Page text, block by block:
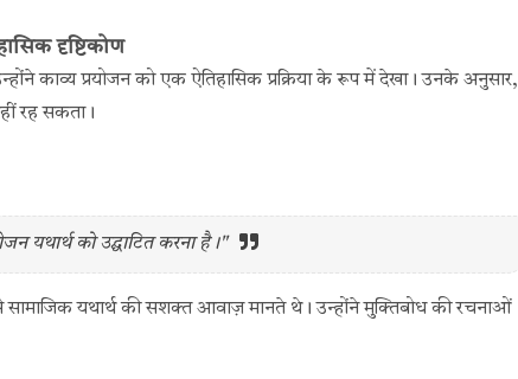
दृष्टिकोण
काव्य प्रयोजन को एक ऐतिहासिक प्रक्रिया के रूप में देखा। उनके अनुसार,
रह सकता।
यथार्थ को उद्घाटित करना है।"
सामाजिक यथार्थ की सशक्त आवाज़ मानते थे। उन्होंने मुक्तिबोध की रचनाओं